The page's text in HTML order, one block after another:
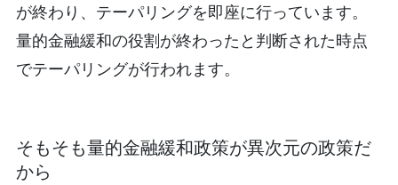
が終わり、テーパリングを即座に行っています。
量的金融緩和の役割が終わったと判断された時点
でテーパリングが行われます。
そもそも量的金融緩和政策が異次元の政策だ
から